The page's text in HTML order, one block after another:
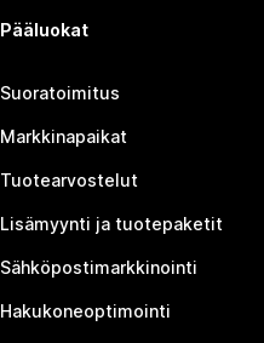
Pääluokat
Suoratoimitus
Markkinapaikat
Tuotearvostelut
Lisämyynti ja tuotepaketit
Sähköpostimarkkinointi
Hakukoneoptimointi